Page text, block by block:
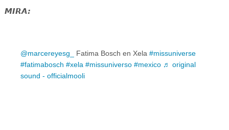
MIRA:
@marcereyesg_ Fatima Bosch en Xela #missuniverse
#fatimabosch #xela #missuniverso #mexico ♬ original
sound - officialmooli